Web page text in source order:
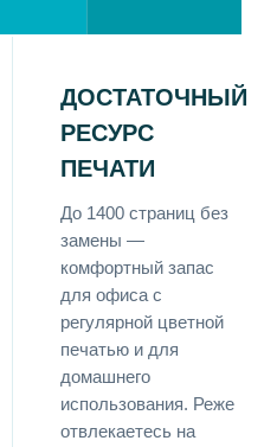
ДОСТАТОЧНЫЙ
РЕСУРС
ПЕЧАТИ
До 1400 страниц без
замены —
комфортный запас
для офиса с
регулярной цветной
печатью и для
домашнего
использования. Реже
отвлекаетесь на